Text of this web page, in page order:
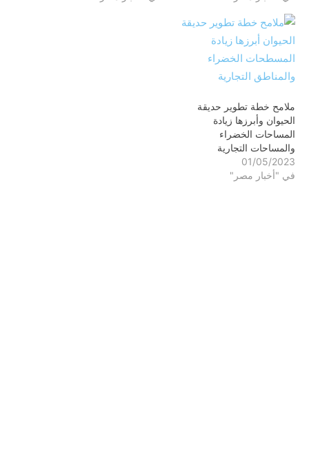
ملامح خطة تطوير حديقة
الحيوان وأبرزها زيادة
المساحات الخضراء
والمساحات التجارية
01/05/2023
في "أخبار مصر"